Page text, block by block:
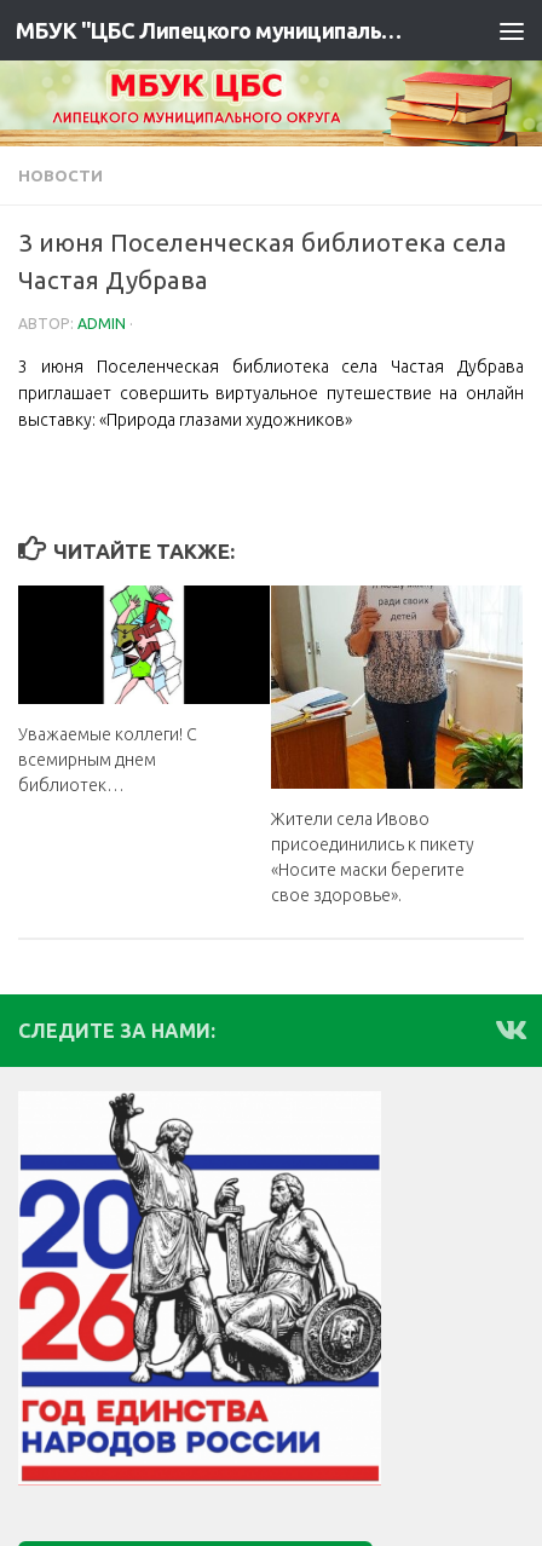
МБУК "ЦБС Липецкого муниципального района"
НОВОСТИ
3 июня Поселенческая библиотека села
Частая Дубрава
АВТОР: ADMIN ·
3 июня Поселенческая библиотека села Частая Дубрава
приглашает совершить виртуальное путешествие на онлайн
выставку: «Природа глазами художников»
ЧИТАЙТЕ ТАКЖЕ:
Уважаемые коллеги! С
всемирным днем
библиотек…
Жители села Ивово
присоединились к пикету
«Носите маски берегите
свое здоровье».
СЛЕДИТЕ ЗА НАМИ: